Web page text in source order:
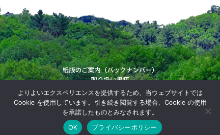
紙版のご案内（バックナンバー）
取り扱い書籍
運営会社
Copyright (C) Japan Forestry Investigation Committie. All Rights Reserved.
よりよいエクスペリエンスを提供するため、当ウェブサイトでは
Cookie を使用しています。引き続き閲覧する場合、Cookie の使用
を承諾したものとみなされます。
OK
プライバシーポリシー